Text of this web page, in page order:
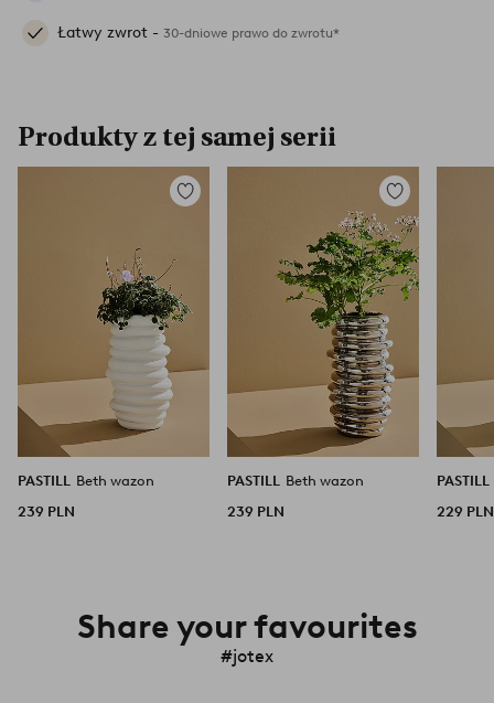
Łatwy zwrot - 30-dniowe prawo do zwrotu*
Produkty z tej samej serii
Dodaj
PASTILL
Beth wazon
239 PLN
Dodaj
do
ulubionych
PASTILL
Beth wazon
239 PLN
PASTILL
229 PLN
Share your favourites
#jotex